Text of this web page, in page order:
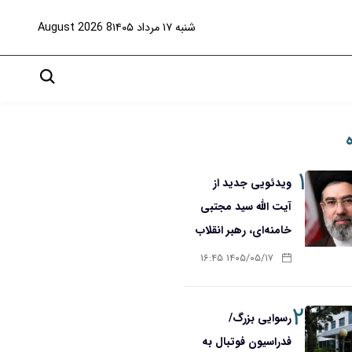
شنبه ۱۷ مرداد ۱۴۰۵ 8 August 2026
۱ ویدئویی جدید از
آیت الله سید مجتبی
خامنه‌ای، رهبر انقلاب
۱۴۰۵/۰۵/۱۷ ۱۶:۴۵
۲رسوایی بزرگ/
فدراسیون فوتبال به